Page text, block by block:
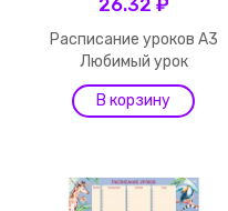
26.32 ₽
Расписание уроков А3
Любимый урок